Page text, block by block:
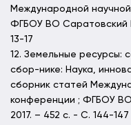
Международной
ФГБОУ ВО Саратовский
13-17
12. Земельные ресурсы:
сбор-нике: Наука,
сборник статей
конференции ; ФГБОУ
2017. – 452 с. - С. 144-147